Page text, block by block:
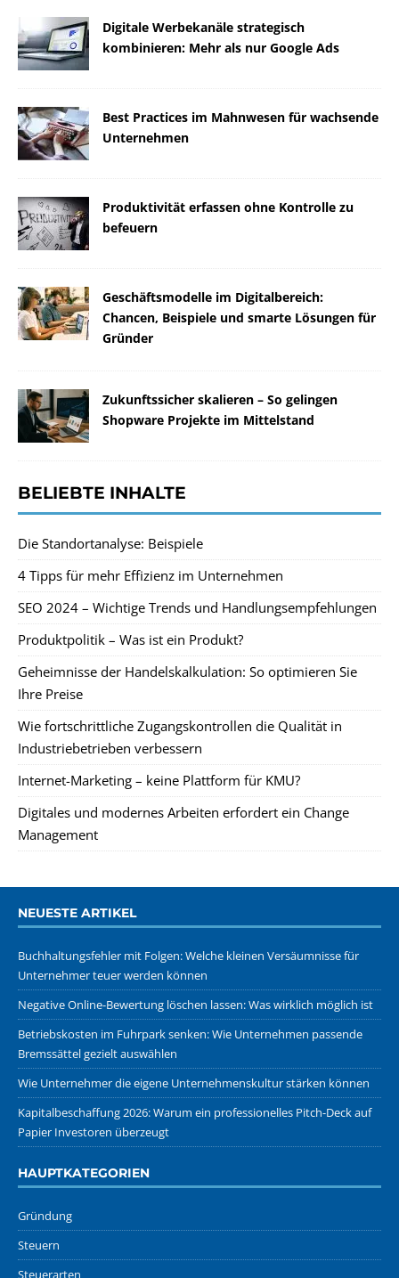
Digitale Werbekanäle strategisch
kombinieren: Mehr als nur Google Ads
Best Practices im Mahnwesen für wachsende
Unternehmen
Produktivität erfassen ohne Kontrolle zu
befeuern
Geschäftsmodelle im Digitalbereich:
Chancen, Beispiele und smarte Lösungen für
Gründer
Zukunftssicher skalieren – So gelingen
Shopware Projekte im Mittelstand
BELIEBTE INHALTE
Die Standortanalyse: Beispiele
4 Tipps für mehr Effizienz im Unternehmen
SEO 2024 – Wichtige Trends und Handlungsempfehlungen
Produktpolitik – Was ist ein Produkt?
Geheimnisse der Handelskalkulation: So optimieren Sie
Ihre Preise
Wie fortschrittliche Zugangskontrollen die Qualität in
Industriebetrieben verbessern
Internet-Marketing – keine Plattform für KMU?
Digitales und modernes Arbeiten erfordert ein Change
Management
NEUESTE ARTIKEL
Buchhaltungsfehler mit Folgen: Welche kleinen Versäumnisse für
Unternehmer teuer werden können
Negative Online-Bewertung löschen lassen: Was wirklich möglich ist
Betriebskosten im Fuhrpark senken: Wie Unternehmen passende
Bremssättel gezielt auswählen
Wie Unternehmer die eigene Unternehmenskultur stärken können
Kapitalbeschaffung 2026: Warum ein professionelles Pitch-Deck auf
Papier Investoren überzeugt
HAUPTKATEGORIEN
Gründung
Steuern
Steuerarten